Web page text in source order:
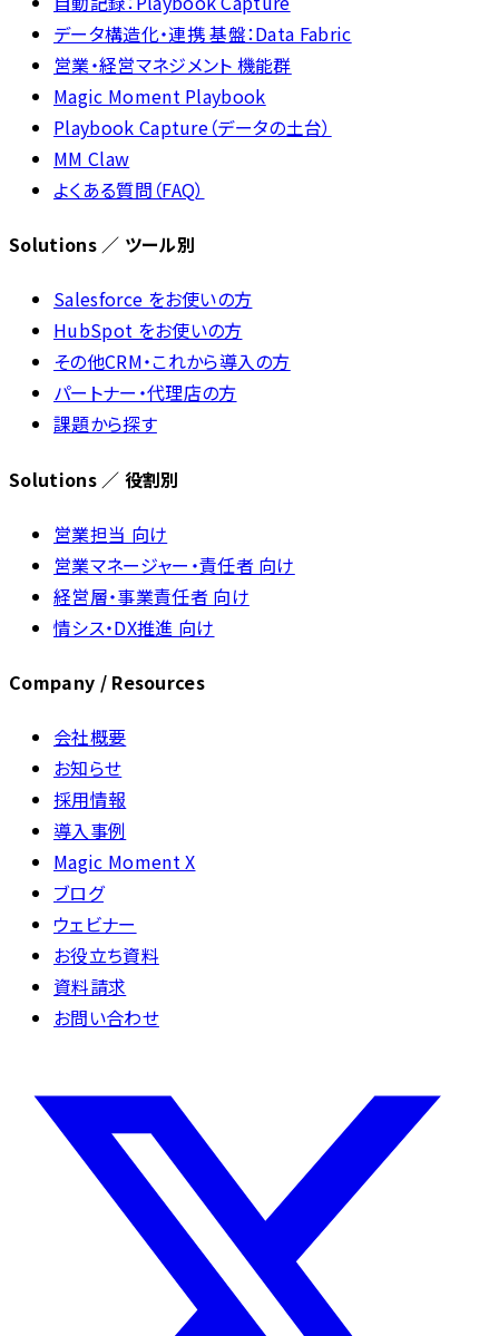
データ構造化・連携 基盤：Data Fabric
営業・経営マネジメント 機能群
Magic Moment Playbook
Playbook Capture（データの土台）
MM Claw
よくある質問（FAQ）
Solutions ／ ツール別
Salesforce をお使いの方
HubSpot をお使いの方
その他CRM・これから導入の方
パートナー・代理店の方
課題から探す
Solutions ／ 役割別
営業担当 向け
営業マネージャー・責任者 向け
経営層・事業責任者 向け
情シス・DX推進 向け
Company / Resources
会社概要
お知らせ
採用情報
導入事例
Magic Moment X
ブログ
ウェビナー
お役立ち資料
資料請求
お問い合わせ